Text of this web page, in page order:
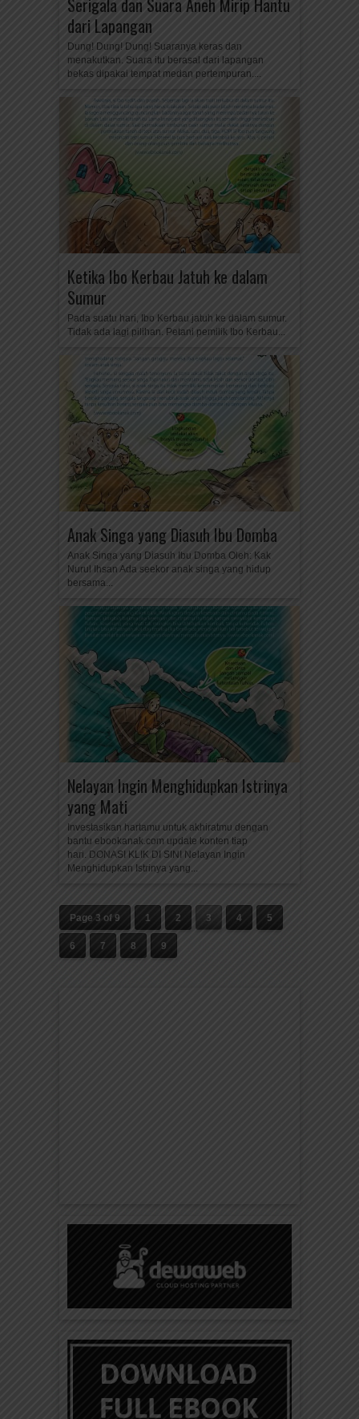
Serigala dan Suara Aneh Mirip Hantu
dari Lapangan
Dung! Dung! Dung! Suaranya keras dan
menakutkan. Suara itu berasal dari lapangan
bekas dipakai tempat medan pertempuran....
Ketika Ibo Kerbau Jatuh ke dalam
Sumur
Pada suatu hari, Ibo Kerbau jatuh ke dalam sumur.
Tidak ada lagi pilihan. Petani pemilik Ibo Kerbau...
Anak Singa yang Diasuh Ibu Domba
Anak Singa yang Diasuh Ibu Domba Oleh: Kak
Nurul Ihsan Ada seekor anak singa yang hidup
bersama...
Nelayan Ingin Menghidupkan Istrinya
yang Mati
Investasikan hartamu untuk akhiratmu dengan
bantu ebookanak.com update konten tiap
hari. DONASI KLIK DI SINI Nelayan Ingin
Menghidupkan Istrinya yang...
Page 3 of 9 1 2 3 4 5
6 7 8 9